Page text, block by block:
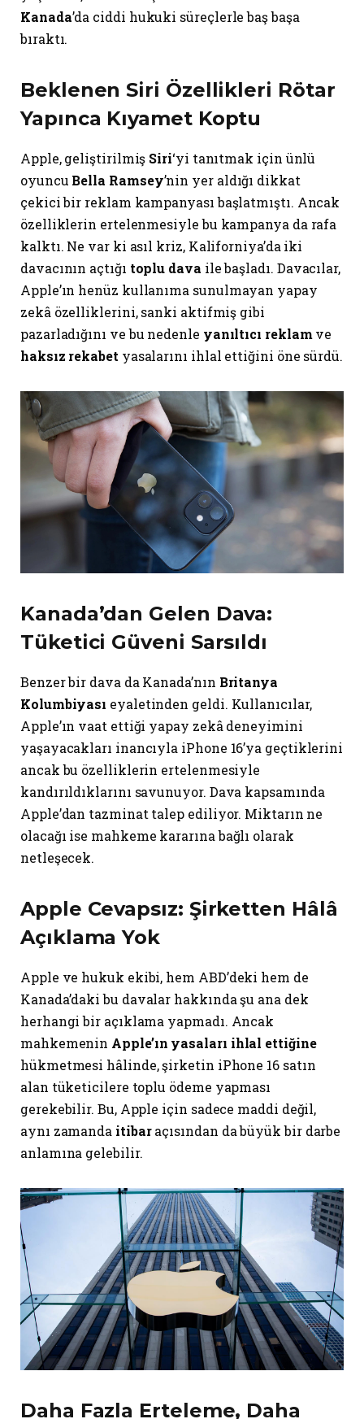
Kanada’da ciddi hukuki süreçlerle baş başa
bıraktı.
Beklenen Siri Özellikleri Rötar
Yapınca Kıyamet Koptu
Apple, geliştirilmiş Siri‘yi tanıtmak için ünlü
oyuncu Bella Ramsey’nin yer aldığı dikkat
çekici bir reklam kampanyası başlatmıştı. Ancak
özelliklerin ertelenmesiyle bu kampanya da rafa
kalktı. Ne var ki asıl kriz, Kaliforniya’da iki
davacının açtığı toplu dava ile başladı. Davacılar,
Apple’ın henüz kullanıma sunulmayan yapay
zekâ özelliklerini, sanki aktifmiş gibi
pazarladığını ve bu nedenle yanıltıcı reklamve
haksız rekabetyasalarını ihlal ettiğini öne sürdü.
Kanada’dan Gelen Dava:
Tüketici Güveni Sarsıldı
Benzer bir dava da Kanada’nın Britanya
Kolumbiyası eyaletinden geldi. Kullanıcılar,
Apple’ın vaat ettiği yapay zekâ deneyimini
yaşayacakları inancıyla iPhone 16’ya geçtiklerini
ancak bu özelliklerin ertelenmesiyle
kandırıldıklarını savunuyor. Dava kapsamında
Apple’dan tazminat talep ediliyor. Miktarın ne
olacağı ise mahkeme kararına bağlı olarak
netleşecek.
Apple Cevapsız: Şirketten Hâlâ
Açıklama Yok
Apple ve hukuk ekibi, hem ABD’deki hem de
Kanada’daki bu davalar hakkında şu ana dek
herhangi bir açıklama yapmadı. Ancak
mahkemenin Apple’ın yasaları ihlal ettiğine
hükmetmesi hâlinde, şirketin iPhone 16 satın
alan tüketicilere toplu ödeme yapması
gerekebilir. Bu, Apple için sadece maddi değil,
aynı zamanda itibaraçısından da büyük bir darbe
anlamına gelebilir.
Daha Fazla Erteleme, Daha